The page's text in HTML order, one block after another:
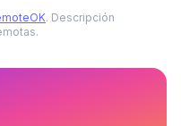
. Descripción